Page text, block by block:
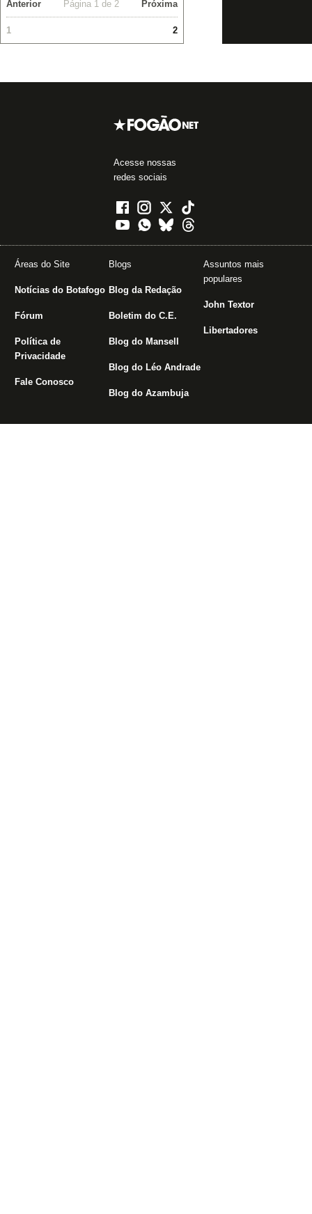
Anterior Página 1 de 2 Próxima
1 2
Acesse nossas
redes sociais
Áreas do Site
Notícias do Botafogo
Fórum
Política de
Privacidade
Fale Conosco
Blogs
Blog da Redação
Boletim do C.E.
Blog do Mansell
Blog do Léo Andrade
Blog do Azambuja
Assuntos mais
populares
John Textor
Libertadores